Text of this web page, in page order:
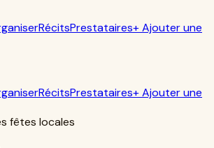
RécitsPrestataires+ Ajouter une
RécitsPrestataires+ Ajouter une
fêtes locales